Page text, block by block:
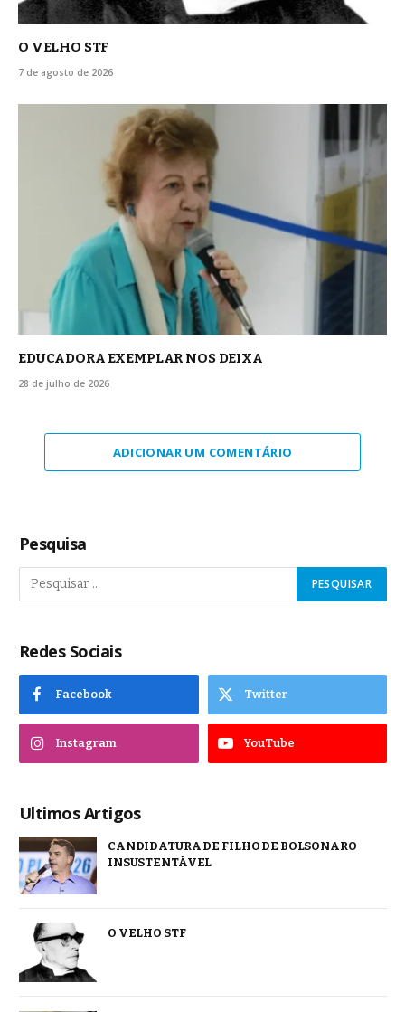
O VELHO STF
7 de agosto de 2026
EDUCADORA EXEMPLAR NOS DEIXA
28 de julho de 2026
ADICIONAR UM COMENTÁRIO
Pesquisa
Redes Sociais
Facebook Twitter
Instagram YouTube
Ultimos Artigos
CANDIDATURA DE FILHO DE BOLSONARO
INSUSTENTÁVEL
O VELHO STF